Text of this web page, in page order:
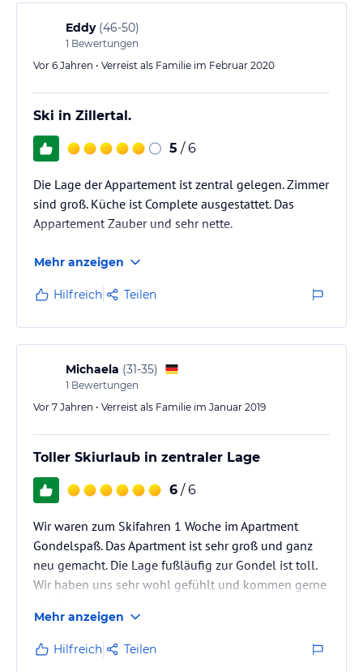
Eddy (46-50)
1 Bewertungen
Vor 6 Jahren • Verreist als Familie im Februar 2020
Ski in Zillertal.
5 / 6
Die Lage der Appartement ist zentral gelegen. Zimmer
sind groß. Küche ist Complete ausgestattet. Das
Appartement Zauber und sehr nette.
Mehr anzeigen
Hilfreich Teilen
Michaela (31-35)
1 Bewertungen
Vor 7 Jahren • Verreist als Familie im Januar 2019
Toller Skiurlaub in zentraler Lage
6 / 6
Wir waren zum Skifahren 1 Woche im Apartment
Gondelspaß. Das Apartment ist sehr groß und ganz
neu gemacht. Die Lage fußläufig zur Gondel ist toll.
Wir haben uns sehr wohl gefühlt und kommen gerne
Mehr anzeigen
Hilfreich Teilen